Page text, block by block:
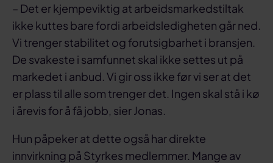
– Det er kjempeviktig at arbeidsmarkedstiltak
ikke kuttes bare fordi arbeidsledigheten går ned.
Vi trenger stabilitet og forutsigbarhet i bransjen.
De svakeste i samfunnet skal ikke settes ut på
markedet i anbud. Vi gir oss ikke før vi ser at det
er plass til alle som trenger det. Ingen skal stå i kø
i årevis for å få jobb, sier Jonas.
Hun påpeker at dette også har direkte
innvirkning på Styrkes medlemmer. Mange av